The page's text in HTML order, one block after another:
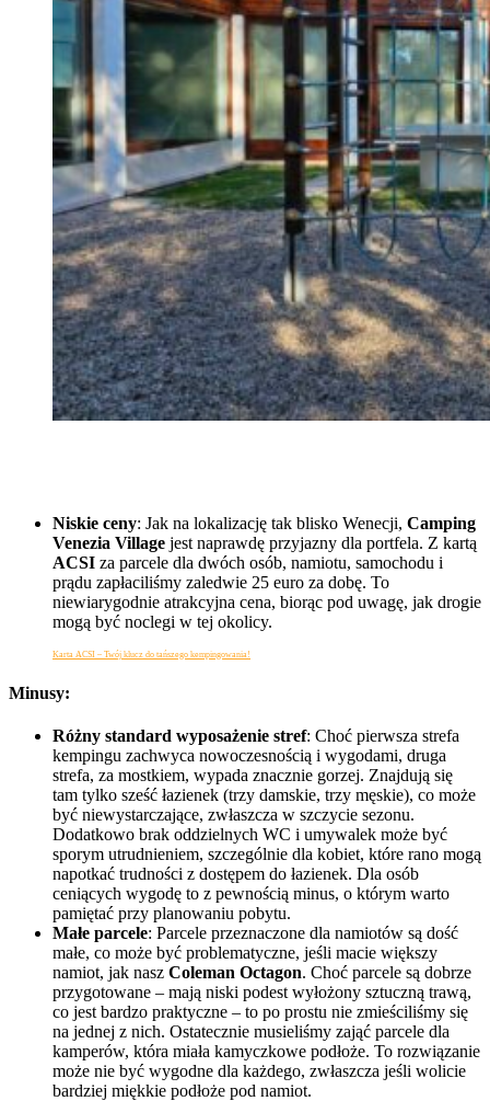
Niskie ceny: Jak na lokalizację tak blisko Wenecji, Camping
Venezia Village jest naprawdę przyjazny dla portfela. Z kartą
ACSI za parcele dla dwóch osób, namiotu, samochodu i
prądu zapłaciliśmy zaledwie 25 euro za dobę. To
niewiarygodnie atrakcyjna cena, biorąc pod uwagę, jak drogie
mogą być noclegi w tej okolicy.
Karta ACSI – Twój klucz do tańszego kempingowania!
Minusy:
Różny standard wyposażenie stref: Choć pierwsza strefa
kempingu zachwyca nowoczesnością i wygodami, druga
strefa, za mostkiem, wypada znacznie gorzej. Znajdują się
tam tylko sześć łazienek (trzy damskie, trzy męskie), co może
być niewystarczające, zwłaszcza w szczycie sezonu.
Dodatkowo brak oddzielnych WC i umywalek może być
sporym utrudnieniem, szczególnie dla kobiet, które rano mogą
napotkać trudności z dostępem do łazienek. Dla osób
ceniących wygodę to z pewnością minus, o którym warto
pamiętać przy planowaniu pobytu.
Małe parcele: Parcele przeznaczone dla namiotów są dość
małe, co może być problematyczne, jeśli macie większy
namiot, jak nasz Coleman Octagon. Choć parcele są dobrze
przygotowane – mają niski podest wyłożony sztuczną trawą,
co jest bardzo praktyczne – to po prostu nie zmieściliśmy się
na jednej z nich. Ostatecznie musieliśmy zająć parcele dla
kamperów, która miała kamyczkowe podłoże. To rozwiązanie
może nie być wygodne dla każdego, zwłaszcza jeśli wolicie
bardziej miękkie podłoże pod namiot.